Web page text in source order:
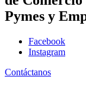
Pymes y
Facebook
Instagram
Contáctanos